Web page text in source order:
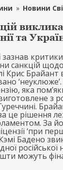
» Новини
та
санкцій щодо
Крис
яка
з
це рішення
За
‘при
Бадено
російської
можуть